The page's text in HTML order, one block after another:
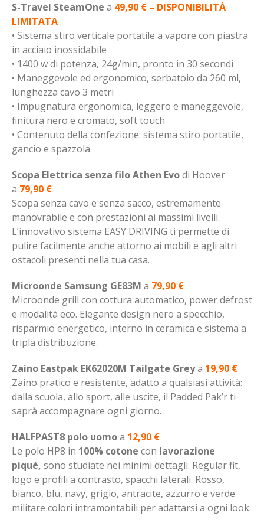
S-Travel SteamOne a 49,90 € – DISPONIBILITÀ
LIMITATA
• Sistema stiro verticale portatile a vapore con piastra
in acciaio inossidabile
• 1400 w di potenza, 24g/min, pronto in 30 secondi
• Maneggevole ed ergonomico, serbatoio da 260 ml,
lunghezza cavo 3 metri
• Impugnatura ergonomica, leggero e maneggevole,
finitura nero e cromato, soft touch
• Contenuto della confezione: sistema stiro portatile,
gancio e spazzola
Scopa Elettrica senza filo Athen Evodi Hoover
a 79,90 €
Scopa senza cavo e senza sacco, estremamente
manovrabile e con prestazioni ai massimi livelli.
L’innovativo sistema EASY DRIVING ti permette di
pulire facilmente anche attorno ai mobili e agli altri
ostacoli presenti nella tua casa.
Microonde Samsung GE83M a 79,90 €
Microonde grill con cottura automatico, power defrost
e modalità eco. Elegante design nero a specchio,
risparmio energetico, interno in ceramica e sistema a
tripla distribuzione.
Zaino Eastpak EK62020M Tailgate Greya 19,90 €
Zaino pratico e resistente, adatto a qualsiasi attività:
dalla scuola, allo sport, alle uscite, il Padded Pak’r ti
saprà accompagnare ogni giorno.
HALFPAST8 polo uomoa 12,90 €
Le polo HP8 in 100% cotone con lavorazione
piqué, sono studiate nei minimi dettagli. Regular fit,
logo e profili a contrasto, spacchi laterali. Rosso,
bianco, blu, navy, grigio, antracite, azzurro e verde
militare colori intramontabili per adattarsi a ogni look.